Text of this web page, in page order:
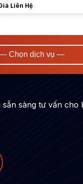
Liên Hệ
sàng tư vấn cho